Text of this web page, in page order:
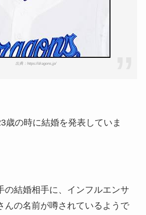
出典：https://dragons.jp/
歳の時に結婚を発表していま
の結婚相手に、インフルエンサ
んの名前が噂されているようで